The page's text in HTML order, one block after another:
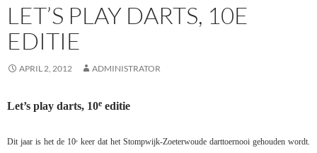
LET’S PLAY DARTS, 10E
EDITIE
APRIL 2, 2012 ADMINISTRATOR
Let’s play darts, 10e editie
Dit jaar is het de 10e
keer dat het Stompwijk-Zoeterwoude darttoernooi gehouden wordt.